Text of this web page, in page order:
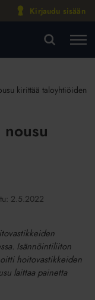
Kirjaudu sisään
kirittää taloyhtiöiden
2.5.2022
Isännöintiliiton
hoitovastikkeiden
laittaa painetta